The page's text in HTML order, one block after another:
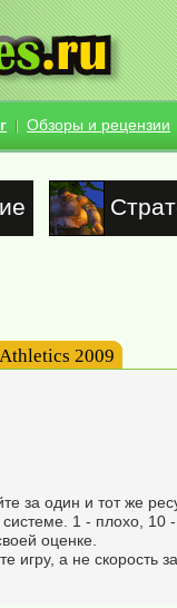
Обзоры и рецензии
2009
за один и тот же
1 - плохо, 10 -
оценке.
игру, а не скорость